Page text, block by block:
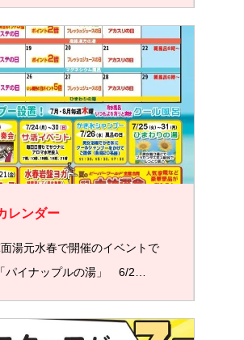
レンダー
湯元水春で開催のイベントで
す。替わり湯 「パイナップルの湯」 6/2…